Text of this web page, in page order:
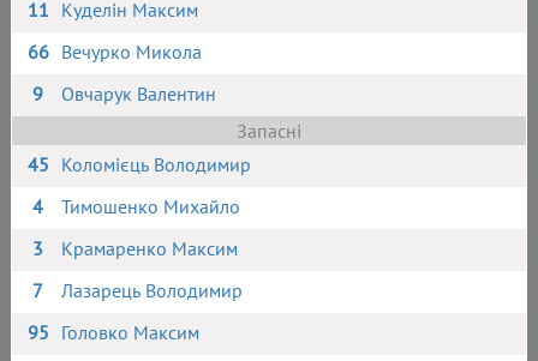
11 Куделін Максим
66 Вечурко Микола
9
Овчарук Валентин
Запасні
45 Коломієць Володимир
4
Тимошенко Михайло
3
Крамаренко Максим
7
Лазарець Володимир
95 Головко Максим